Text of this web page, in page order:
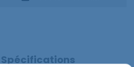
Spécifications